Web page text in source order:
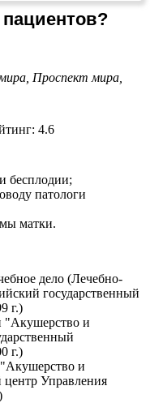
Проспект мира,
4.6
бесплодии;
патологи
матки.
дело (Лечебно-
государственный
г.)
"Акушерство и
г.)
и
Управления